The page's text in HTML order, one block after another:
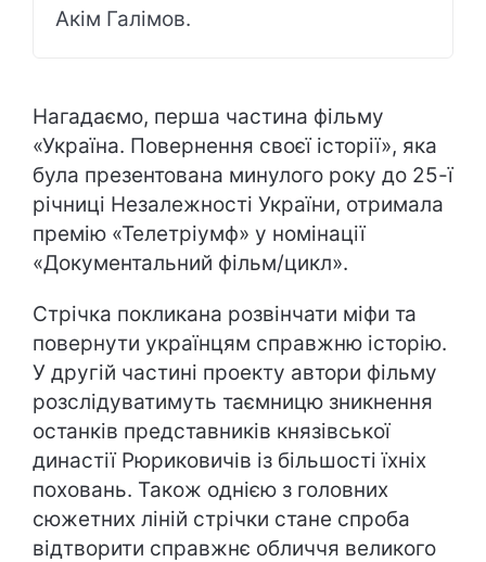
Акім Галімов.
Нагадаємо, перша частина фільму
«Україна. Повернення своєї історії», яка
була презентована минулого року до 25-ї
річниці Незалежності України, отримала
премію «Телетріумф» у номінації
«Документальний фільм/цикл».
Стрічка покликана розвінчати міфи та
повернути українцям справжню історію.
У другій частині проекту автори фільму
розслідуватимуть таємницю зникнення
останків представників князівської
династії Рюриковичів із більшості їхніх
поховань. Також однією з головних
сюжетних ліній стрічки стане спроба
відтворити справжнє обличчя великого